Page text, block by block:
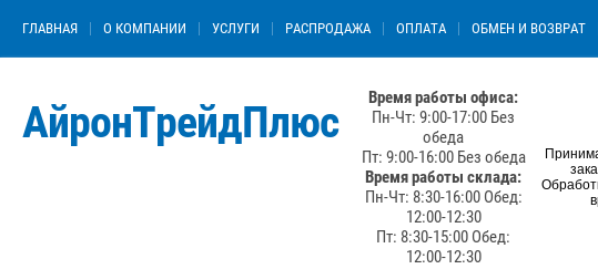
ГЛАВНАЯ О КОМПАНИИ УСЛУГИ РАСПРОДАЖА ОПЛАТА ОБМЕН И ВОЗВРАТ
АйронТрейдПлюс
Время работы офиса:
Пн-Чт: 9:00-17:00 Без
обеда
Пт: 9:00-16:00 Без обеда
Время работы склада:
Пн-Чт: 8:30-16:00 Обед:
12:00-12:30
Пт: 8:30-15:00 Обед:
12:00-12:30